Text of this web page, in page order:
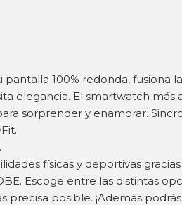
pantalla 100% redonda, fusiona
elegancia. El smartwatch más
sorprender y enamorar.
físicas y deportivas
Escoge entre las distintas
precisa posible. ¡Además